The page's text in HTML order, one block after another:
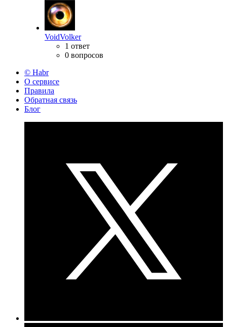
VoidVolker
1 ответ
0 вопросов
© Habr
О сервисе
Правила
Обратная связь
Блог